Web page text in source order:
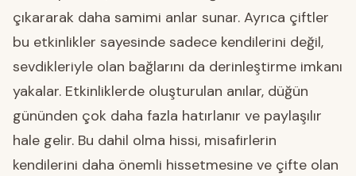
çıkararak daha samimi anlar sunar. Ayrıca çiftler
bu etkinlikler sayesinde sadece kendilerini değil,
sevdikleriyle olan bağlarını da derinleştirme imkanı
yakalar. Etkinliklerde oluşturulan anılar, düğün
gününden çok daha fazla hatırlanır ve paylaşılır
hale gelir. Bu dahil olma hissi, misafirlerin
kendilerini daha önemli hissetmesine ve çifte olan